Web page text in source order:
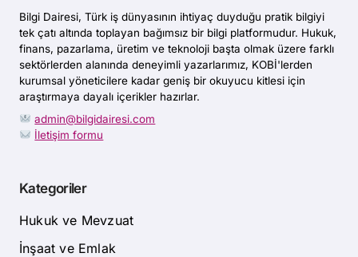
Bilgi Dairesi, Türk iş dünyasının ihtiyaç duyduğu pratik bilgiyi
tek çatı altında toplayan bağımsız bir bilgi platformudur. Hukuk,
finans, pazarlama, üretim ve teknoloji başta olmak üzere farklı
sektörlerden alanında deneyimli yazarlarımız, KOBİ'lerden
kurumsal yöneticilere kadar geniş bir okuyucu kitlesi için
araştırmaya dayalı içerikler hazırlar.
admin@bilgidairesi.com
İletişim formu
Kategoriler
Hukuk ve Mevzuat
İnşaat ve Emlak